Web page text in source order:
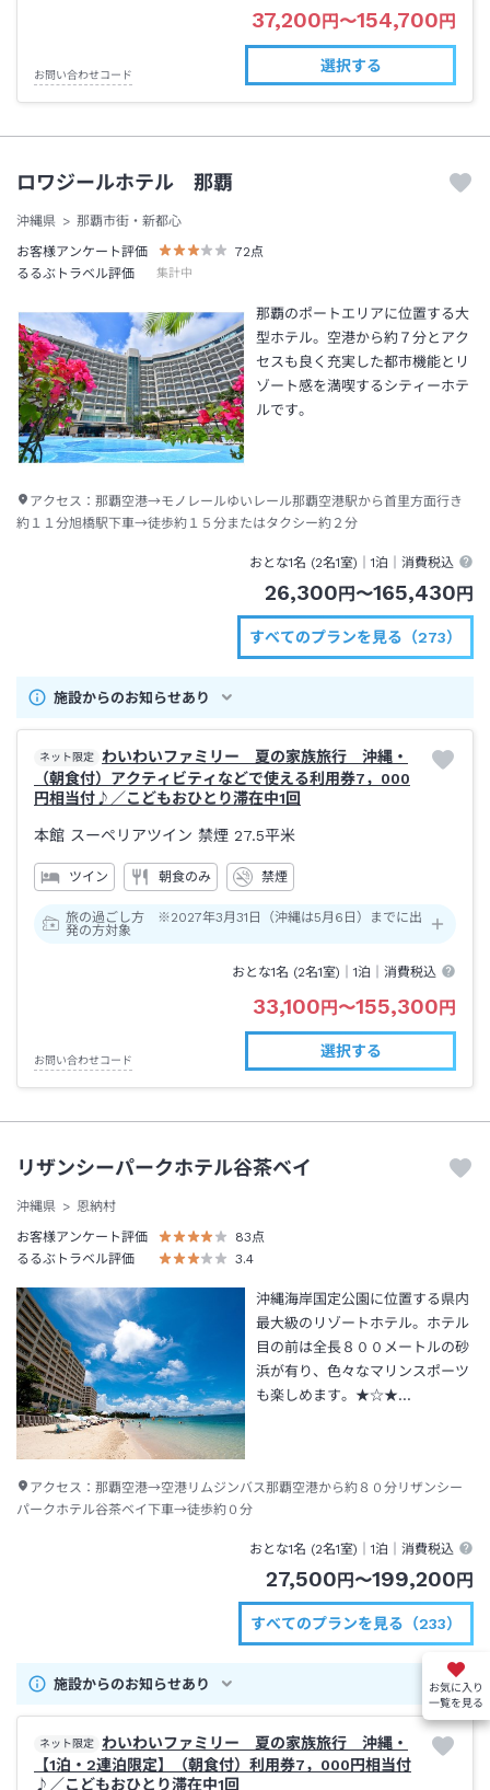
37,200 円 〜154,700 円
お問い合わせコード
選択する
ロワジールホテル 那覇
沖縄県
那覇市街・新都心
お客様アンケート評価
72 点
るるぶトラベル評価
集計中
那覇のポートエリアに位置する大
型ホテル。空港から約７分とアク
セスも良く充実した都市機能とリ
ゾート感を満喫するシティーホテ
ルです。
アクセス： 那覇空港→モノレールゆいレール那覇空港駅から首里方面行き
約１１分旭橋駅下車→徒歩約１５分またはタクシー約２分
おとな1名 (2名1室)｜1泊 ｜消費税込
26,300 円 〜165,430 円
すべてのプランを見る（273）
施設からのお知らせあり
ネット限定
わいわいファミリー 夏の家族旅行 沖縄・
（朝食付）アクティビティなどで使える利用券7，000
円相当付♪／こどもおひとり滞在中1回
本館 スーペリアツイン 禁煙 27.5平米
ツイン 朝食のみ 禁煙
旅の過ごし方 ※2027年3月31日（沖縄は5月6日）までに出
発の方対象
おとな1名 (2名1室)｜1泊 ｜消費税込
33,100円〜155,300円
お問い合わせコード
選択する
リザンシーパークホテル谷茶ベイ
沖縄県
恩納村
お客様アンケート評価
83点
るるぶトラベル評価
3.4
沖縄海岸国定公園に位置する県内
最大級のリゾートホテル。ホテル
目の前は全長８００メートルの砂
浜が有り、色々なマリンスポーツ
も楽しめます。★☆★…
アクセス： 那覇空港→空港リムジンバス那覇空港から約８０分リザンシー
パークホテル谷茶ベイ下車→徒歩約０分
おとな1名 (2名1室)｜1泊 ｜消費税込
27,500円〜199,200円
すべてのプランを見る（233）
施設からのお知らせあり
ネット限定
わいわいファミリー 夏の家族旅行 沖縄・
【1泊・2連泊限定】（朝食付）利用券7，000円相当付
♪／こどもおひとり滞在中1回
お気に入り
一覧を見る